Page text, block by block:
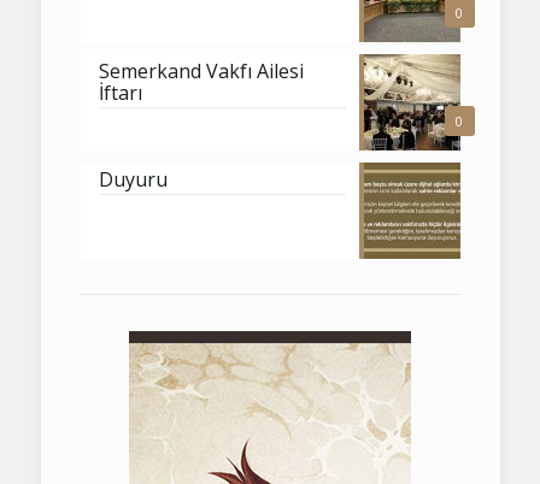
0
0
Semerkand Vakfı Ailesi
İftarı
Duyuru